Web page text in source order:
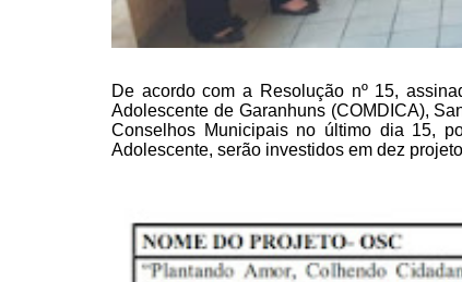
De acordo com a Resolução nº 15,
Adolescente de Garanhuns (COMDICA),
Conselhos Municipais no último dia 15,
Adolescente, serão investidos em dez